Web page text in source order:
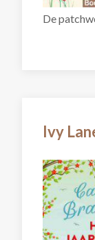
De
Ivy